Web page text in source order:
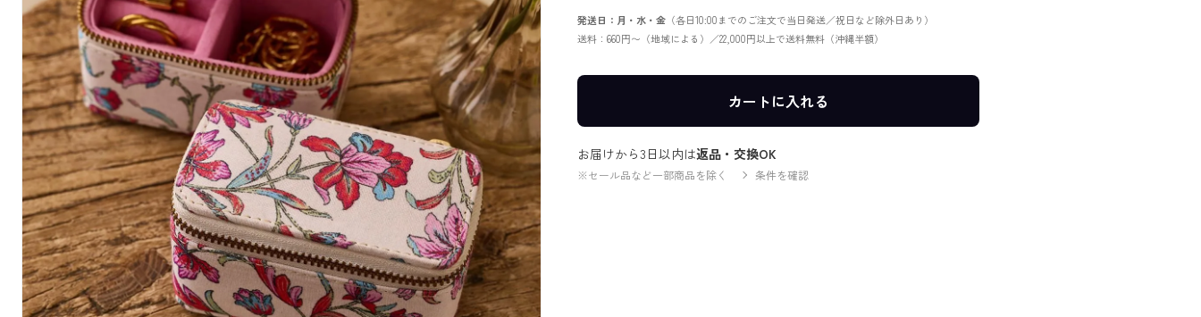
発送日：月・水・金（各日10:00までのご注文で当日発送／祝日など除外日あり）
送料：660円〜（地域による）／22,000円以上で送料無料（沖縄半額）
カートに入れる
お届けから3日以内は返品・交換OK
※セール品など一部商品を除く 条件を確認